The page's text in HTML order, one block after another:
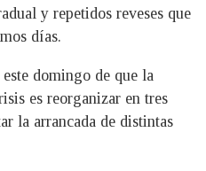
y repetidos reveses que
días.
domingo de que la
es reorganizar en tres
la arrancada de distintas